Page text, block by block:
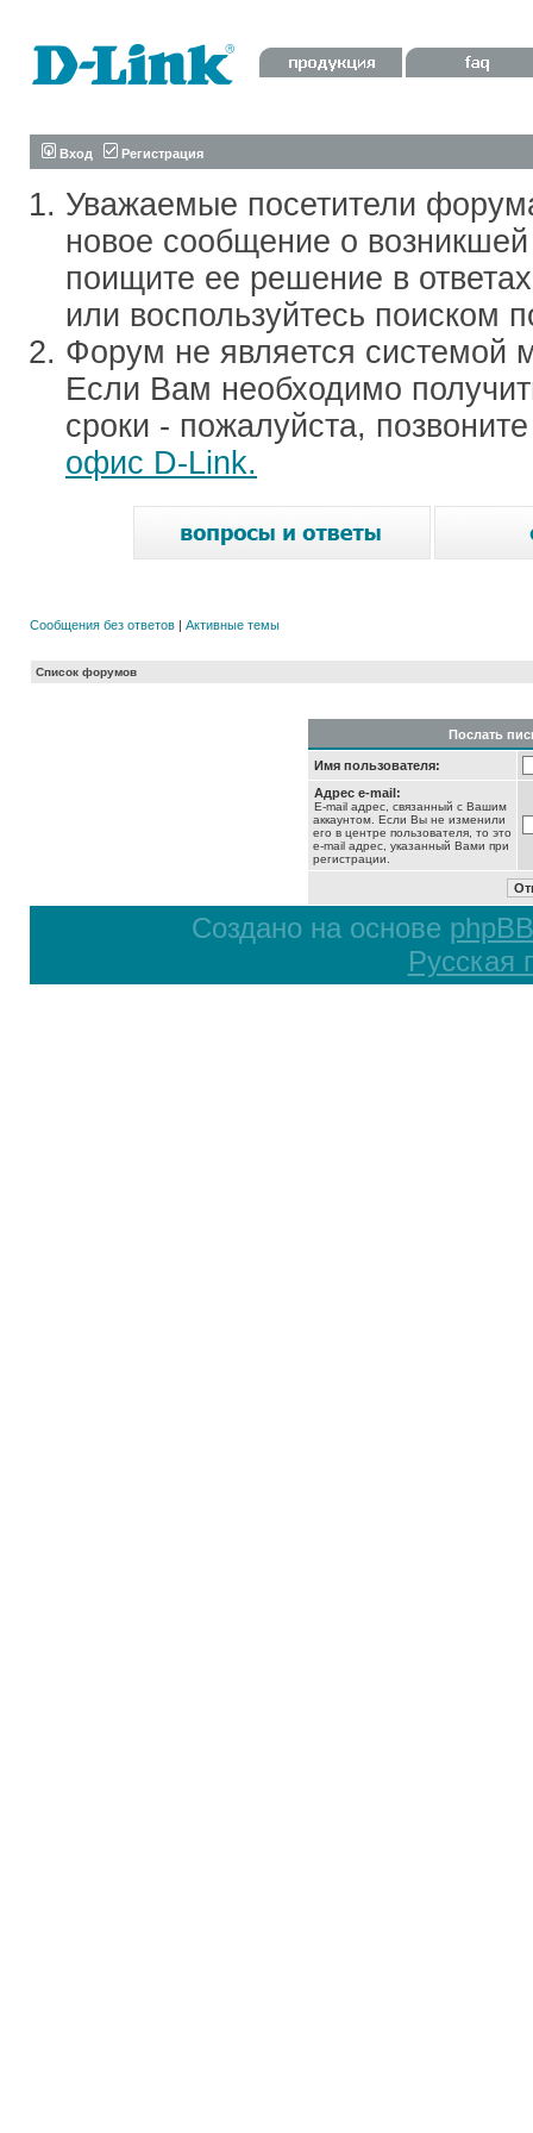
Вход Регистрация
Уважаемые посетители
новое сообщение о
поищите ее решение в
или воспользуйтесь поиском
Форум не является системой
Если Вам необходимо
сроки - пожалуйста,
офис D-Link.
Сообщения без ответов | Активные темы
Список форумов
Послать
Имя пользователя:
Адрес e-mail:
E-mail адрес, связанный с Вашим
аккаунтом. Если Вы не изменили
его в центре пользователя, то это
e-mail адрес, указанный Вами при
регистрации.
Создано на основе phpBB
Русская